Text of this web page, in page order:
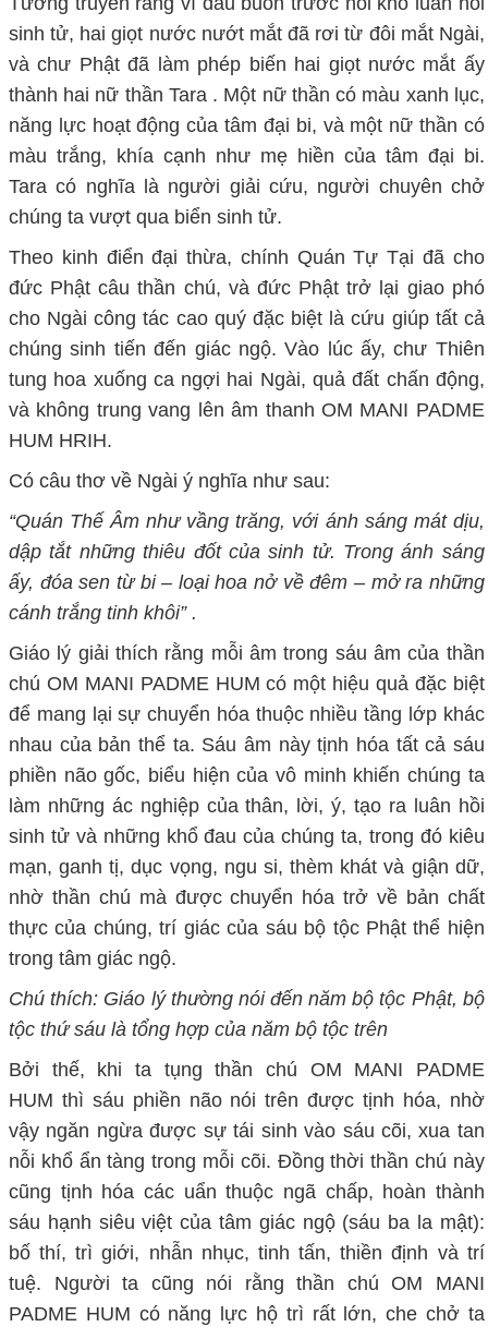
sinh tử, hai giọt nước nướt mắt đã rơi từ đôi mắt Ngài,
và chư Phật đã làm phép biến hai giọt nước mắt ấy
thành hai nữ thần Tara . Một nữ thần có màu xanh lục,
năng lực hoạt động của tâm đại bi, và một nữ thần có
màu trắng, khía cạnh như mẹ hiền của tâm đại bi.
Tara có nghĩa là người giải cứu, người chuyên chở
chúng ta vượt qua biển sinh tử.
Theo kinh điển đại thừa, chính Quán Tự Tại đã cho
đức Phật câu thần chú, và đức Phật trở lại giao phó
cho Ngài công tác cao quý đặc biệt là cứu giúp tất cả
chúng sinh tiến đến giác ngộ. Vào lúc ấy, chư Thiên
tung hoa xuống ca ngợi hai Ngài, quả đất chấn động,
và không trung vang lên âm thanh OM MANI PADME
HUM HRIH.
Có câu thơ về Ngài ý nghĩa như sau:
“Quán Thế Âm như vầng trăng, với ánh sáng mát dịu,
dập tắt những thiêu đốt của sinh tử. Trong ánh sáng
ấy, đóa sen từ bi – loại hoa nở về đêm – mở ra những
cánh trắng tinh khôi” .
Giáo lý giải thích rằng mỗi âm trong sáu âm của thần
chú OM MANI PADME HUM có một hiệu quả đặc biệt
để mang lại sự chuyển hóa thuộc nhiều tầng lớp khác
nhau của bản thể ta. Sáu âm này tịnh hóa tất cả sáu
phiền não gốc, biểu hiện của vô minh khiến chúng ta
làm những ác nghiệp của thân, lời, ý, tạo ra luân hồi
sinh tử và những khổ đau của chúng ta, trong đó kiêu
mạn, ganh tị, dục vọng, ngu si, thèm khát và giận dữ,
nhờ thần chú mà được chuyển hóa trở về bản chất
thực của chúng, trí giác của sáu bộ tộc Phật thể hiện
trong tâm giác ngộ.
Chú thích: Giáo lý thường nói đến năm bộ tộc Phật, bộ
tộc thứ sáu là tổng hợp của năm bộ tộc trên
Bởi thế, khi ta tụng thần chú OM MANI PADME
HUM thì sáu phiền não nói trên được tịnh hóa, nhờ
vậy ngăn ngừa được sự tái sinh vào sáu cõi, xua tan
nỗi khổ ẩn tàng trong mỗi cõi. Đồng thời thần chú này
cũng tịnh hóa các uẩn thuộc ngã chấp, hoàn thành
sáu hạnh siêu việt của tâm giác ngộ (sáu ba la mật):
bố thí, trì giới, nhẫn nhục, tinh tấn, thiền định và trí
tuệ. Người ta cũng nói rằng thần chú OM
MANI
PADME HUM có năng lực hộ trì rất lớn, che chở ta